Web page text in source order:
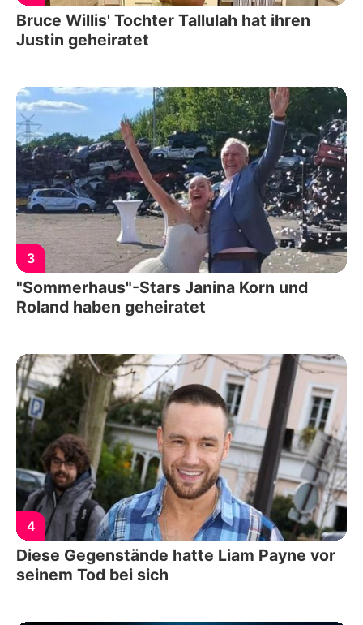
Bruce Willis' Tochter Tallulah hat ihren
Justin geheiratet
3
"Sommerhaus"-Stars Janina Korn und
Roland haben geheiratet
4
Diese Gegenstände hatte Liam Payne vor
seinem Tod bei sich